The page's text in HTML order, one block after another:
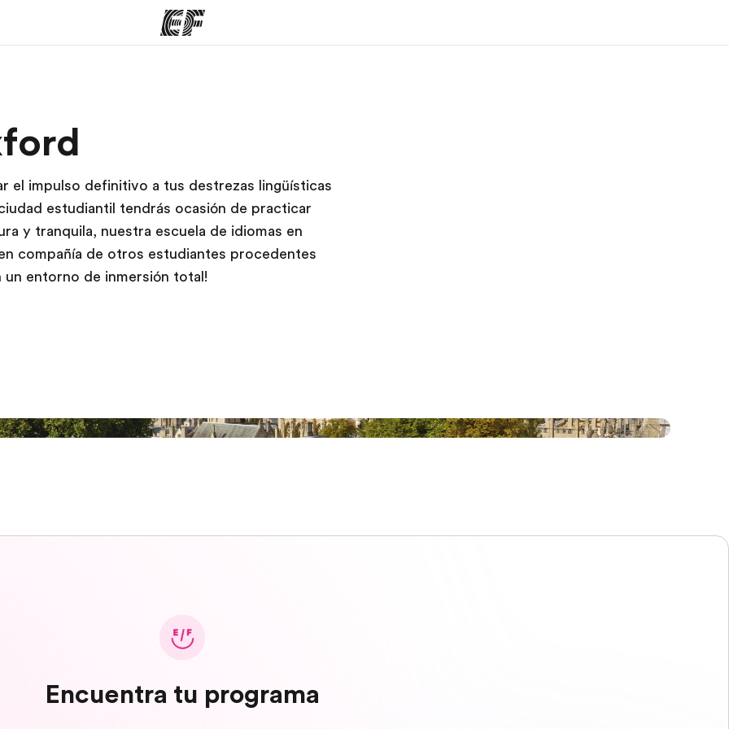
hacemos
el impulso definitivo a tus destrezas lingüísticas
estudiantil tendrás ocasión de practicar
y tranquila, nuestra escuela de idiomas en
compañía de otros estudiantes procedentes
un entorno de inmersión total!
Encuentra tu programa